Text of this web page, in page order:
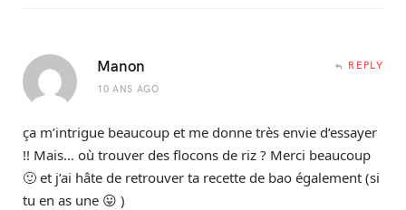
Manon
10 ANS AGO
REPLY
ça m’intrigue beaucoup et me donne très envie d’essayer
!! Mais… où trouver des flocons de riz ? Merci beaucoup
🙂 et j’ai hâte de retrouver ta recette de bao également (si
tu en as une 😛 )